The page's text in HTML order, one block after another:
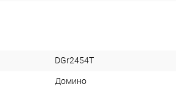
DGr2454T
Домино